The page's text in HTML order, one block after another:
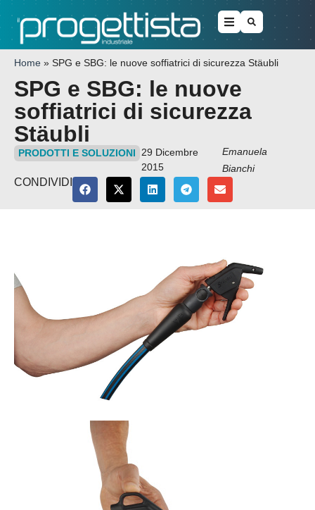
Home » SPG e SBG: le nuove soffiatrici di sicurezza Stäubli
SPG e SBG: le nuove
soffiatrici di sicurezza
Stäubli
PRODOTTI E SOLUZIONI
29 Dicembre
2015
Emanuela
Bianchi
CONDIVIDI